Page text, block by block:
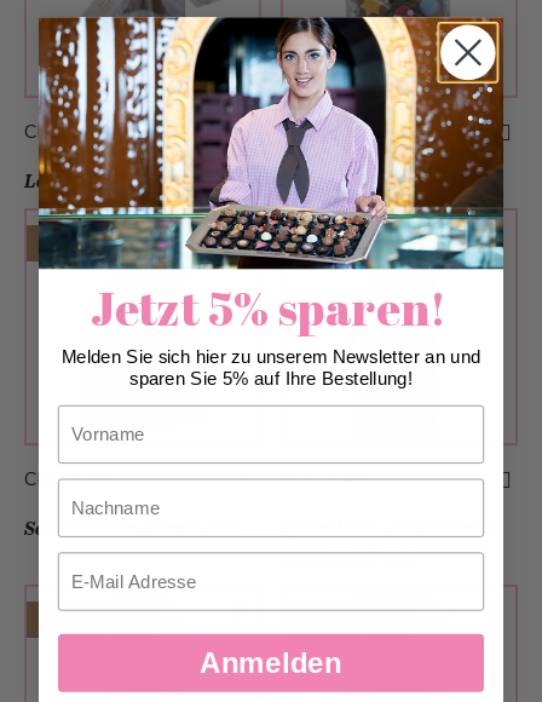
CHF 3.90 CHF 8.90
Leckerli Elch B2B
Ab 50 Stück
CHF 8.90
Schoggi Bachmännli B2B
Ab 50 Stück
CHF 8.40
Schokoladen Sterne B2B
150g Säckli B2B
Jetzt 5% sparen!
Melden Sie sich hier zu unserem Newsletter an und
sparen Sie 5% auf Ihre Bestellung!
Nachname
Email
Anmelden